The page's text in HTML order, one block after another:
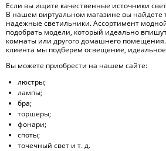
Если вы ищите качественные источники
В нашем виртуальном магазине вы найдете
надежные светильники. Ассортимент
подобрать модели, который идеально
комнаты или другого домашнего
клиента мы подберем освещение, идеальное
Вы можете приобрести на нашем сайте:
люстры;
лампы;
бра;
торшеры;
фонари;
споты;
точечный свет и т. д.